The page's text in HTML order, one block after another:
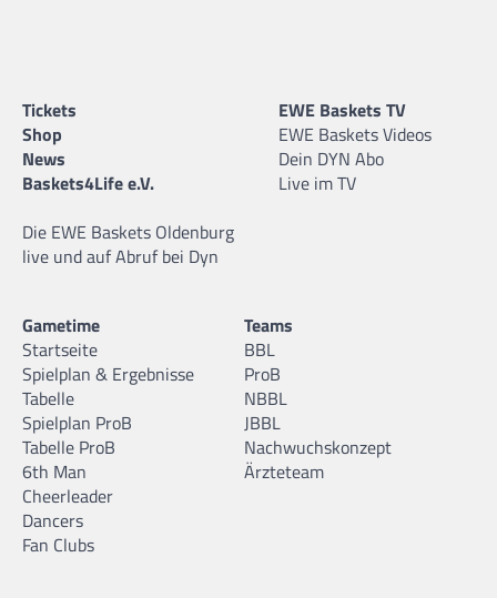
Tickets
Shop
News
Baskets4Life e.V.
Die EWE Baskets Oldenburg
live und auf Abruf bei Dyn
EWE Baskets TV
EWE Baskets Videos
Dein DYN Abo
Live im TV
Gametime
Startseite
Spielplan & Ergebnisse
Tabelle
Spielplan ProB
Tabelle ProB
6th Man
Cheerleader
Dancers
Fan Clubs
Teams
BBL
ProB
NBBL
JBBL
Nachwuchskonzept
Ärzteteam